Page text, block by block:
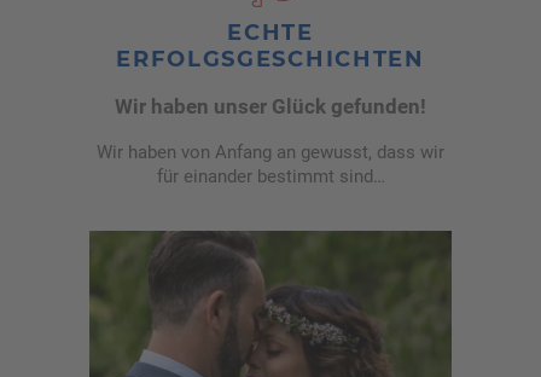
ECHTE
ERFOLGSGESCHICHTEN
Wir haben unser Glück gefunden!
Wir haben von Anfang an gewusst, dass wir
für einander bestimmt sind…